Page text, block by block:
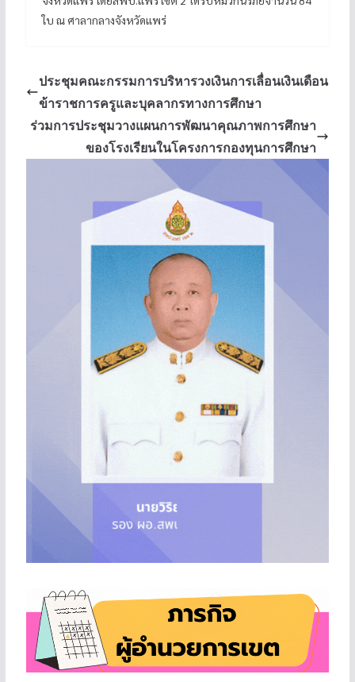
ใบ ณ ศาลากลางจังหวัดแพร่
ประชุมคณะกรรมการบริหารวงเงินการเลื่อนเงินเดือน
ข้าราชการครูและบุคลากรทางการศึกษา
ร่วมการประชุมวางแผนการพัฒนาคุณภาพการศึกษา
ของโรงเรียนในโครงการกองทุนการศึกษา